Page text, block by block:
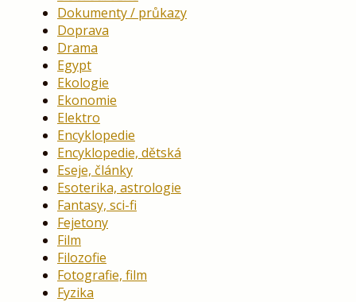
Dokumenty / průkazy
Doprava
Drama
Egypt
Ekologie
Ekonomie
Elektro
Encyklopedie
Encyklopedie, dětská
Eseje, články
Esoterika, astrologie
Fantasy, sci-fi
Fejetony
Film
Filozofie
Fotografie, film
Fyzika